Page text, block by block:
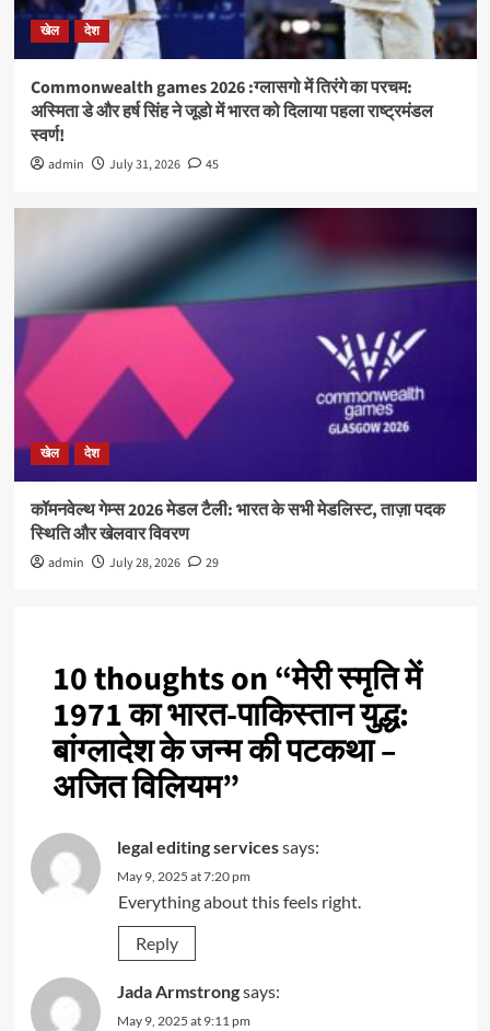
खेल देश
Commonwealth games 2026 :ग्लासगो में तिरंगे का परचम:
अस्मिता डे और हर्ष सिंह ने जूडो में भारत को दिलाया पहला राष्ट्रमंडल
स्वर्ण!
admin July 31, 2026 45
खेल देश
कॉमनवेल्थ गेम्स 2026 मेडल टैली: भारत के सभी मेडलिस्ट, ताज़ा पदक
स्थिति और खेलवार विवरण
admin July 28, 2026 29
10 thoughts on “मेरी स्मृति में
1971 का भारत-पाकिस्तान युद्ध:
बांग्लादेश के जन्म की पटकथा –
अजित विलियम”
legal editing servicessays:
May 9, 2025 at 7:20 pm
Everything about this feels right.
Reply
Jada Armstrongsays:
May 9, 2025 at 9:11 pm